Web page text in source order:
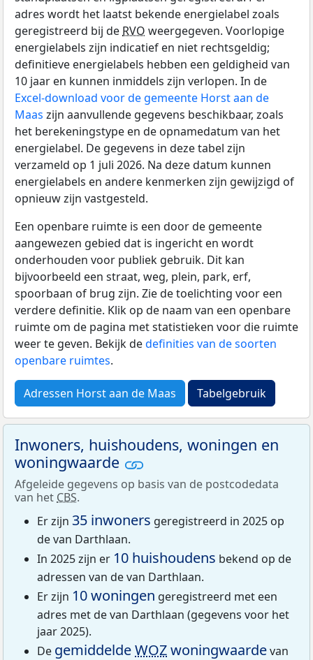
adres wordt het laatst bekende energielabel zoals
geregistreerd bij de RVO weergegeven. Voorlopige
energielabels zijn indicatief en niet rechtsgeldig;
definitieve energielabels hebben een geldigheid van
10 jaar en kunnen inmiddels zijn verlopen. In de
Excel-download voor de gemeente Horst aan de
Maas zijn aanvullende gegevens beschikbaar, zoals
het berekeningstype en de opnamedatum van het
energielabel. De gegevens in deze tabel zijn
verzameld op 1 juli 2026. Na deze datum kunnen
energielabels en andere kenmerken zijn gewijzigd of
opnieuw zijn vastgesteld.
Een openbare ruimte is een door de gemeente
aangewezen gebied dat is ingericht en wordt
onderhouden voor publiek gebruik. Dit kan
bijvoorbeeld een straat, weg, plein, park, erf,
spoorbaan of brug zijn. Zie de toelichting voor een
verdere definitie. Klik op de naam van een openbare
ruimte om de pagina met statistieken voor die ruimte
weer te geven. Bekijk dedefinities van de soorten
openbare ruimtes.
Adressen Horst aan de Maas Tabelgebruik
Inwoners, huishoudens, woningen en
woningwaarde
Afgeleide gegevens op basis van de postcodedata
van het CBS.
Er zijn 35 inwoners geregistreerd in 2025 op
de van Darthlaan.
In 2025 zijn er 10 huishoudens bekend op de
adressen van de van Darthlaan.
Er zijn 10 woningen geregistreerd met een
adres met de van Darthlaan (gegevens voor het
jaar 2025).
De gemiddeldeWOZwoningwaardevan